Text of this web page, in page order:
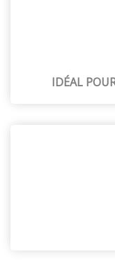
IDÉAL